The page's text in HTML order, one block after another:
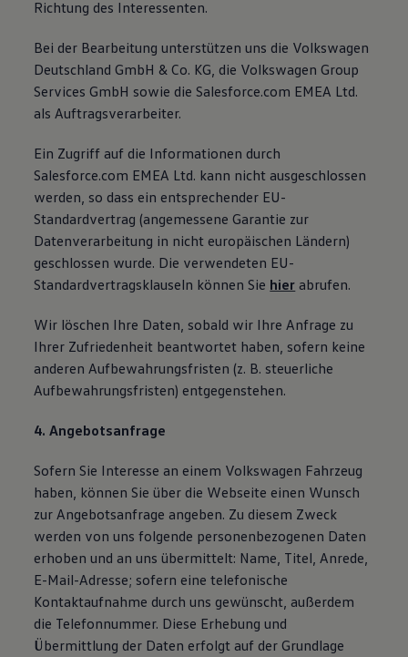
Richtung des Interessenten.
Bei der Bearbeitung unterstützen uns die Volkswagen
Deutschland GmbH & Co. KG, die Volkswagen Group
Services GmbH sowie die Salesforce.com EMEA Ltd.
als Auftragsverarbeiter.
Ein Zugriff auf die Informationen durch
Salesforce.com EMEA Ltd. kann nicht ausgeschlossen
werden, so dass ein entsprechender EU-
Standardvertrag (angemessene Garantie zur
Datenverarbeitung in nicht europäischen Ländern)
geschlossen wurde. Die verwendeten EU-
Standardvertragsklauseln können Sie hier abrufen.
Wir löschen Ihre Daten, sobald wir Ihre Anfrage zu
Ihrer Zufriedenheit beantwortet haben, sofern keine
anderen Aufbewahrungsfristen (z. B. steuerliche
Aufbewahrungsfristen) entgegenstehen.
4. Angebotsanfrage
Sofern Sie Interesse an einem Volkswagen Fahrzeug
haben, können Sie über die Webseite einen Wunsch
zur Angebotsanfrage angeben. Zu diesem Zweck
werden von uns folgende personenbezogenen Daten
erhoben und an uns übermittelt: Name, Titel, Anrede,
E-Mail-Adresse; sofern eine telefonische
Kontaktaufnahme durch uns gewünscht, außerdem
die Telefonnummer. Diese Erhebung und
Übermittlung der Daten erfolgt auf der Grundlage